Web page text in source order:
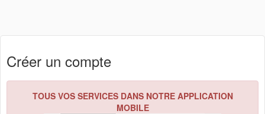
Créer un compte
TOUS VOS SERVICES DANS NOTRE APPLICATION
MOBILE